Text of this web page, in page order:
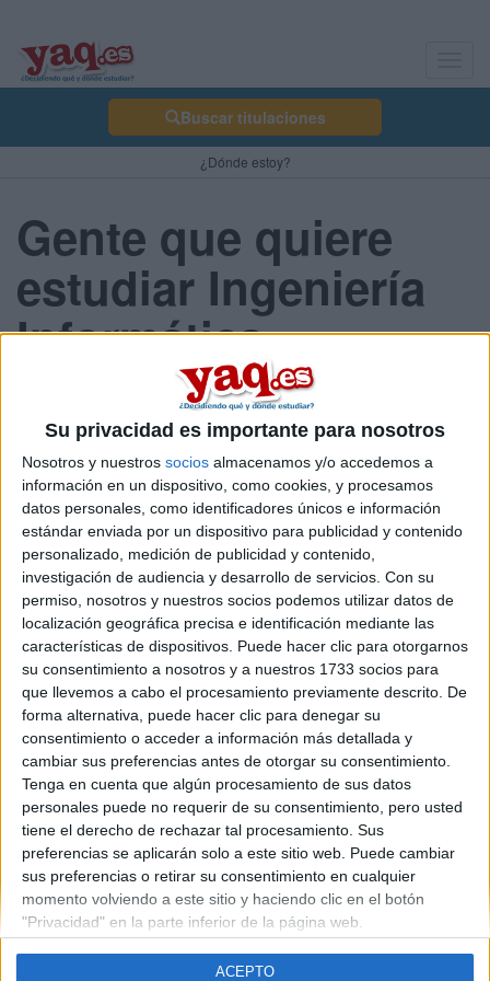
Su privacidad es importante para nosotros
Nosotros y nuestros socios almacenamos y/o accedemos a
información en un dispositivo, como cookies, y procesamos
datos personales, como identificadores únicos e información
estándar enviada por un dispositivo para publicidad y contenido
personalizado, medición de publicidad y contenido,
investigación de audiencia y desarrollo de servicios. Con su
permiso, nosotros y nuestros socios podemos utilizar datos de
localización geográfica precisa e identificación mediante las
características de dispositivos. Puede hacer clic para otorgarnos
su consentimiento a nosotros y a nuestros 1733 socios para
que llevemos a cabo el procesamiento previamente descrito. De
forma alternativa, puede hacer clic para denegar su
consentimiento o acceder a información más detallada y
cambiar sus preferencias antes de otorgar su consentimiento.
Tenga en cuenta que algún procesamiento de sus datos
personales puede no requerir de su consentimiento, pero usted
tiene el derecho de rechazar tal procesamiento. Sus
preferencias se aplicarán solo a este sitio web. Puede cambiar
sus preferencias o retirar su consentimiento en cualquier
momento volviendo a este sitio y haciendo clic en el botón
"Privacidad" en la parte inferior de la página web.
ACEPTO
Buscar titulaciones
¿Dónde estoy?
Gente que quiere
estudiar Ingeniería
Informática
A 277 usuarios les interesan estos estudios
Newer Older
Quiénes somos| Contactar| Anúnciate
Aviso legal|Politica de privacidad|Condiciones generales
de cookies
© 2003-2026Compás Mediterráneo S.L.- Diego de León 47 - 28006
Madrid [ESPAÑA] - Tel. +34 91 593 2767